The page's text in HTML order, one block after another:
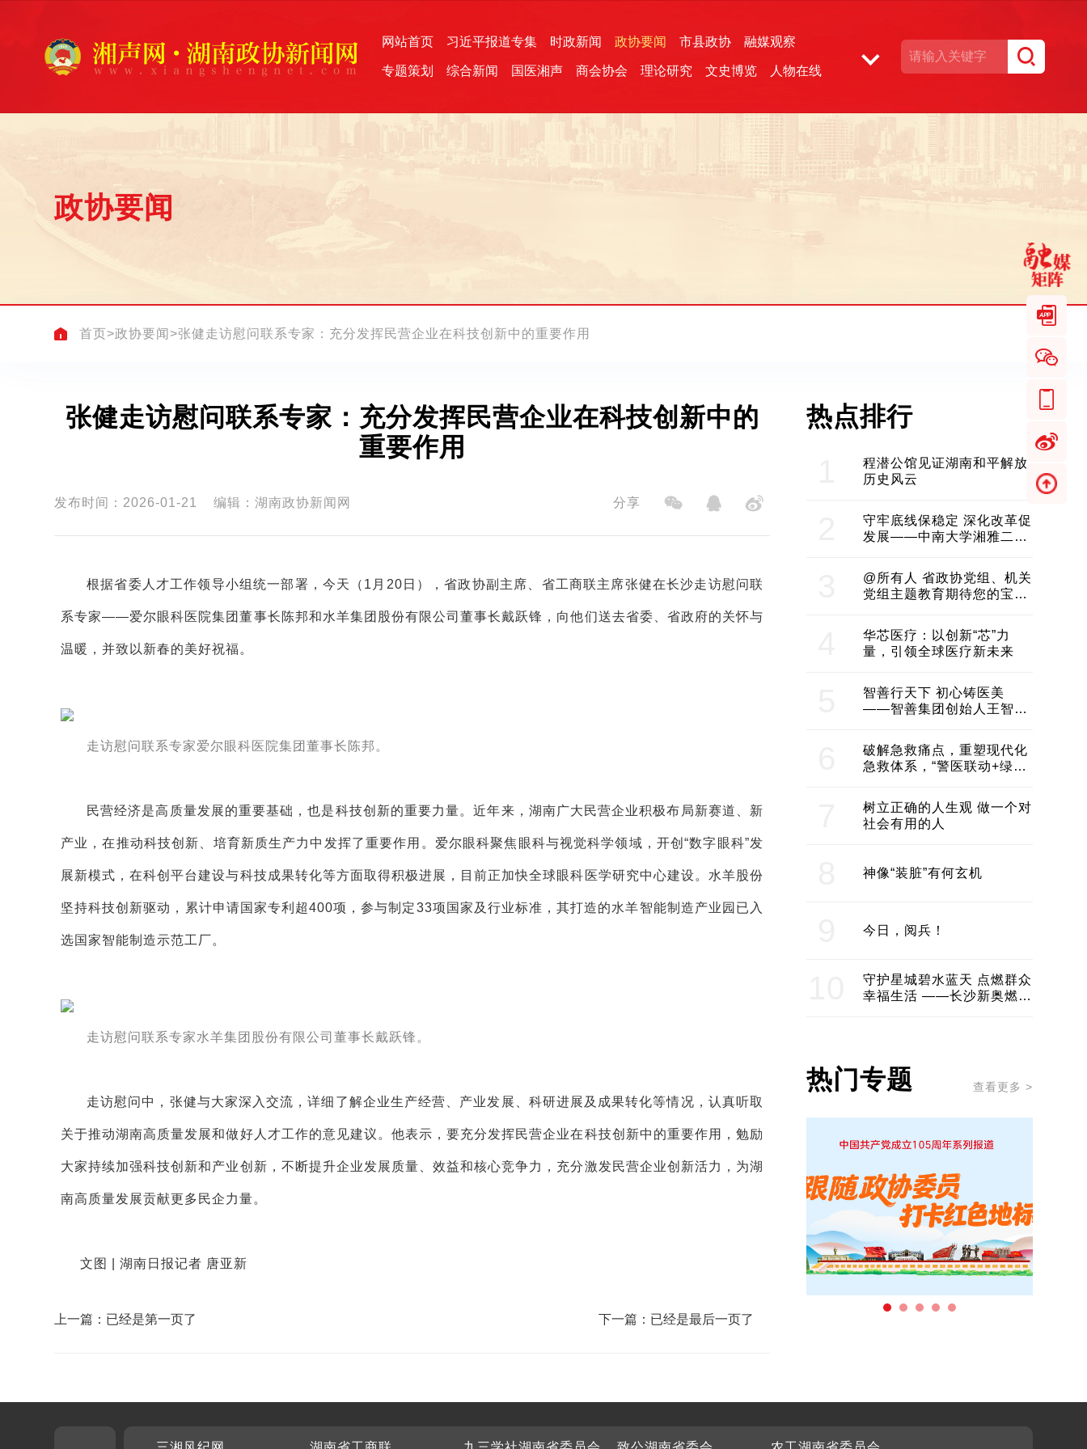
网站首页 习近平报道专集 时政新闻 政协要闻 市县政协 融媒观察
专题策划 综合新闻 国医湘声 商会协会 理论研究 文史博览 人物在线
政协要闻
首页>政协要闻 >张健走访慰问联系专家：充分发挥民营企业在科技创新中的重要作用
张健走访慰问联系专家：充分发挥民营企业在科技创新中的
重要作用
发布时间：2026-01-21 编辑：湖南政协新闻网 分享
根据省委人才工作领导小组统一部署，今天（1月20日），省政协副主席、省工商联主席张健在长沙走访慰问联
系专家——爱尔眼科医院集团董事长陈邦和水羊集团股份有限公司董事长戴跃锋，向他们送去省委、省政府的关怀与
温暖，并致以新春的美好祝福。
走访慰问联系专家爱尔眼科医院集团董事长陈邦。
民营经济是高质量发展的重要基础，也是科技创新的重要力量。近年来，湖南广大民营企业积极布局新赛道、新
产业，在推动科技创新、培育新质生产力中发挥了重要作用。爱尔眼科聚焦眼科与视觉科学领域，开创“数字眼科”发
展新模式，在科创平台建设与科技成果转化等方面取得积极进展，目前正加快全球眼科医学研究中心建设。水羊股份
坚持科技创新驱动，累计申请国家专利超400项，参与制定33项国家及行业标准，其打造的水羊智能制造产业园已入
选国家智能制造示范工厂。
走访慰问联系专家水羊集团股份有限公司董事长戴跃锋。
走访慰问中，张健与大家深入交流，详细了解企业生产经营、产业发展、科研进展及成果转化等情况，认真听取
关于推动湖南高质量发展和做好人才工作的意见建议。他表示，要充分发挥民营企业在科技创新中的重要作用，勉励
大家持续加强科技创新和产业创新，不断提升企业发展质量、效益和核心竞争力，充分激发民营企业创新活力，为湖
南高质量发展贡献更多民企力量。
文图 | 湖南日报记者 唐亚新
上一篇：已经是第一页了 下一篇：已经是最后一页了
热点排行
程潜公馆见证湖南和平解放
历史风云
守牢底线保稳定 深化改革促
发展——中南大学湘雅二医
@所有人 省政协党组、机关
党组主题教育期待您的宝贵
华芯医疗：以创新“芯”力
量，引领全球医疗新未来
智善行天下 初心铸医美
——智善集团创始人王智带
建医美产业良性生态圈
破解急救痛点，重塑现代化
急救体系，“警医联动+绿波
树立正确的人生观 做一个对
社会有用的人
神像“装脏”有何玄机
今日，阅兵！
守护星城碧水蓝天 点燃群众
幸福生活 ——长沙新奥燃气
热门专题 查看更多 >